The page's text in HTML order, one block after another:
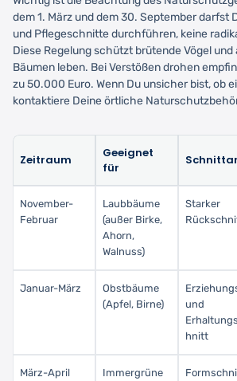
dem 1. März und dem 30. September darfst
und Pflegeschnitte durchführen, keine
Diese Regelung schützt brütende Vögel und
Bäumen leben. Bei Verstößen drohen
zu 50.000 Euro. Wenn Du unsicher bist, ob
kontaktiere Deine örtliche
Zeitraum
Geeignet
für
November-
Februar
Laubbäume
(außer Birke,
Ahorn,
Walnuss)
Starker
Januar-März
Obstbäume
(Apfel, Birne)
und
hnitt
März-April
Immergrüne